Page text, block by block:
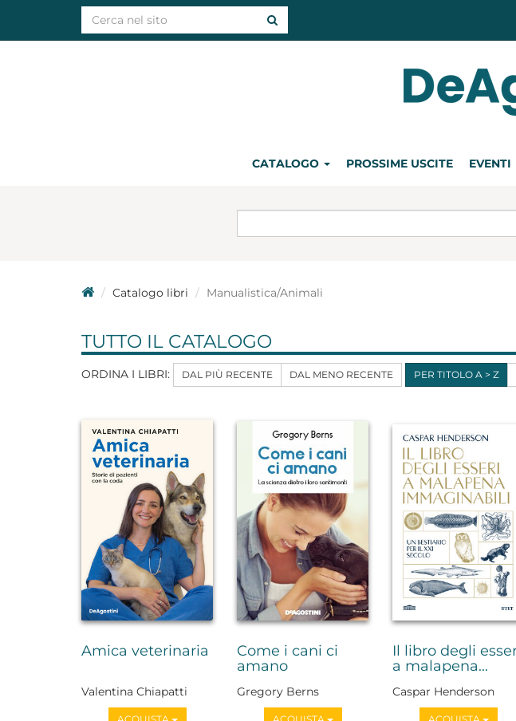
CATALOGO PROSSIME USCITE EVENTI
Catalogo libri Manualistica/Animali
TUTTO IL CATALOGO
ORDINA I LIBRI: DAL PIÙ RECENTE DAL MENO RECENTE PER TITOLO A > Z
Amica veterinaria
Valentina Chiapatti
Come i cani ci
amano
Gregory Berns
Il libro degli
a malapena...
Caspar Henderson